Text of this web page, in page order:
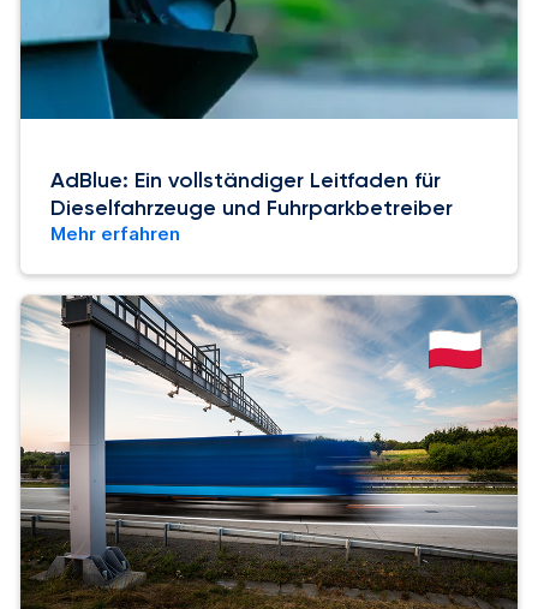
AdBlue: Ein vollständiger Leitfaden für
Dieselfahrzeuge und Fuhrparkbetreiber
Mehr erfahren